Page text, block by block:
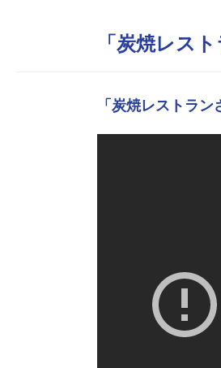
「炭焼レス
「炭焼レストラ